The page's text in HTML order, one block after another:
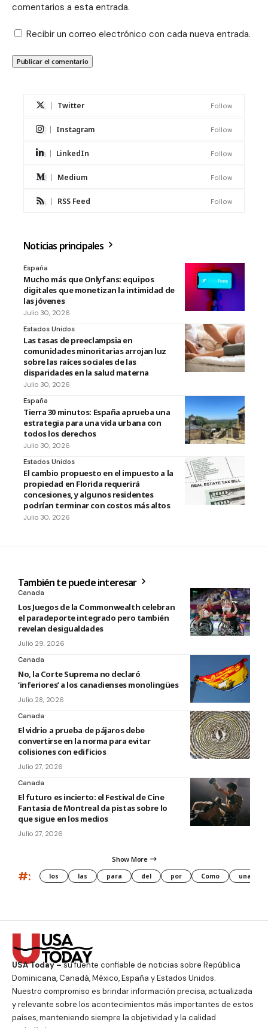
comentarios a esta entrada.
Recibir un correo electrónico con cada nueva entrada.
Twitter Follow
Instagram Follow
LinkedIn Follow
Medium Follow
RSS Feed Follow
Noticias principales
España
Mucho más que Onlyfans: equipos
digitales que monetizan la intimidad de
las jóvenes
Julio 30, 2026
Estados Unidos
Las tasas de preeclampsia en
comunidades minoritarias arrojan luz
sobre las raíces sociales de las
disparidades en la salud materna
Julio 30, 2026
España
Tierra 30 minutos: España aprueba una
estrategia para una vida urbana con
todos los derechos
Julio 30, 2026
Estados Unidos
El cambio propuesto en el impuesto a la
propiedad en Florida requerirá
concesiones, y algunos residentes
podrían terminar con costos más altos
Julio 30, 2026
También te puede interesar
Canada
Los Juegos de la Commonwealth celebran
el paradeporte integrado pero también
revelan desigualdades
Julio 29, 2026
Canada
No, la Corte Suprema no declaró
‘inferiores’ a los canadienses monolingües
Julio 28, 2026
Canada
El vidrio a prueba de pájaros debe
convertirse en la norma para evitar
colisiones con edificios
Julio 27, 2026
Canada
El futuro es incierto: el Festival de Cine
Fantasia de Montreal da pistas sobre lo
que sigue en los medios
Julio 27, 2026
Show More
#: los las para del por Como una
USA Today –su fuente confiable de noticias sobre República
Dominicana, Canadá, México, España y Estados Unidos.
Nuestro compromiso es brindar información precisa, actualizada
y relevante sobre los acontecimientos más importantes de estos
países, manteniendo siempre la objetividad y la calidad